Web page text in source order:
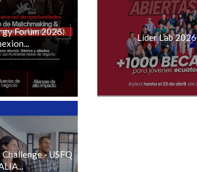
Forum 2026:
Líder Lab 2026
- USFQ